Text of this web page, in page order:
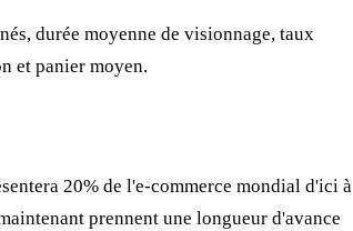
durée moyenne de visionnage, taux
et panier moyen.
20% de l'e-commerce mondial d'ici à
prennent une longueur d'avance